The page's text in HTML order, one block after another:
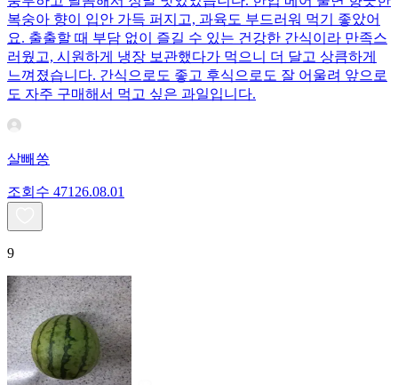
복숭아 향이 입안 가득 퍼지고, 과육도 부드러워 먹기 좋았어
요. 출출할 때 부담 없이 즐길 수 있는 건강한 간식이라 만족스
러웠고, 시원하게 냉장 보관했다가 먹으니 더 달고 상큼하게
느껴졌습니다. 간식으로도 좋고 후식으로도 잘 어울려 앞으로
도 자주 구매해서 먹고 싶은 과일입니다.
살빼쏭
조회수 471 26.08.01
9